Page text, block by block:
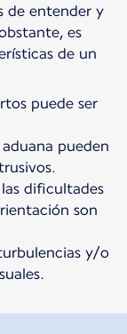
de entender y
es
de un
puede ser
pueden
dificultades
son
y/o